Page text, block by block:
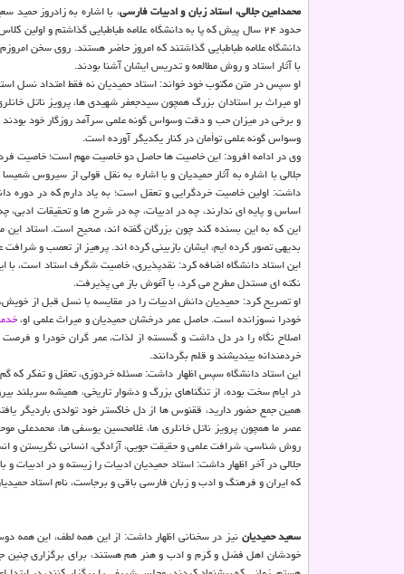
محمدامین جلالی، استاد زبان و ادبیات فارسی
حدود ۲۴ سال پیش که پا به دانشگاه علامه طباطبایی گذاشتم و
دانشگاه علامه طباطبایی گذاشتند که امروز حاضر هستند. روی سخن
با آثار استاد و روش مطالعه و تدریس ایشان آشنا بودند.
او سپس در متن مکتوب خود خواند: استاد حمیدیان نه فقط امتداد نسل
او میراث بر استادان بزرگ همچون سیدجعفر شهیدی ها، پرویز ناتل
و برخی در میزان حب و دقت وسواس گونه علمی سرآمد روزگار خود بودند
وسواس گونه علمی توأمان در کنار یکدیگر آورده است.
وی در ادامه افرود: این خاصیت ها حاصل دو خاصیت مهم است؛
جلالی با اشاره به آثار حمیدیان و با اشاره به نقل قولی از سیروس
داشت: اولین خاصیت خردگرایی و تعقل است؛ به یاد دارم که در دوره
اساس و پایه ای ندارند، چه در ادبیات، چه در شرح ها و تحقیقات
این که به این بسنده کند چون بزرگان گفته اند، صحیح است. استاد این
بدیهی تصور کرده ایم، ایشان بازبینی کرده اند. پرهیز از تعصب و
این استاد دانشگاه اضافه کرد: نقدپذیری، خاصیت شگرف استاد است،
نکته ای مستدل مطرح می کرد، با آغوش باز می پذیرفت.
او تصریح کرد: حمیدیان دانش ادبیات را در مقایسه با نسل قبل از
خودرا نسوزانده است. حاصل عمر درخشان حمیدیان و میراث علمی او،
اصلاح نگاه را در دل داشت و گسسته از لذات، عمر گران خودرا و
خردمندانه بیندیشند و قلم بگردانند.
این استاد دانشگاه سپس اظهار داشت: مسئله خردوزی، تعقل و تفکر که
در ایام سخت بوده، از تنگناهای بزرگ و دشوار تاریخی، همیشه
همین جمع حضور دارید، ققنوس ها از دل خاکستر خود تولدی باردیگر
عصر ما همچون پرویز ناتل خانلری ها، غلامحسین یوسفی ها، محمدعلی
روش شناسی، شرافت علمی و حقیقت جویی، آزادگی، انسانی نگریستن و
جلالی در آخر اظهار داشت: استاد حمیدیان ادبیات را زیسته و در
که ایران و فرهنگ و ادب و زبان فارسی باقی و برجاست، نام استاد
سعید حمیدیاننیز در سخنانی اظهار داشت: از این همه لطف، این همه
خودشان اهل فضل و کَرَم و ادب و هنر هم هستند، برای برگزاری